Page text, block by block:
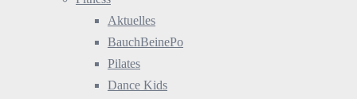
Aktuelles
BauchBeinePo
Pilates
Dance Kids